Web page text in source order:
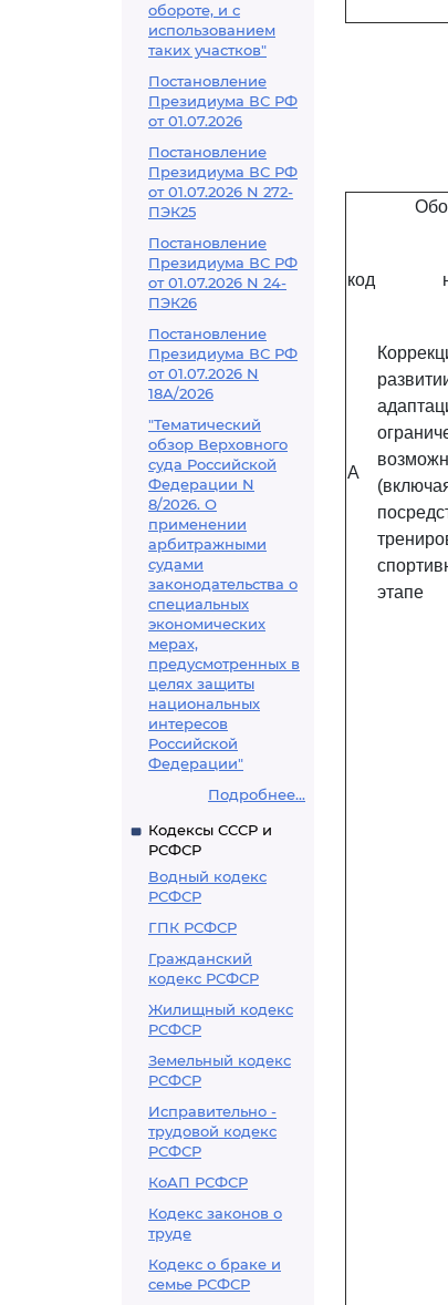
обороте, и с
использованием
таких участков"
Постановление
Президиума ВС РФ
от 01.07.2026
Постановление
Президиума ВС РФ
от 01.07.2026 N 272-
ПЭК25
Постановление
Президиума ВС РФ
от 01.07.2026 N 24-
ПЭК26
Постановление
Президиума ВС РФ
от 01.07.2026 N
18А/2026
"Тематический
обзор Верховного
суда Российской
Федерации N
8/2026. О
применении
арбитражными
судами
законодательства о
специальных
экономических
мерах,
предусмотренных в
целях защиты
национальных
интересов
Российской
Федерации"
Подробнее...
Кодексы СССР и
РСФСР
Водный кодекс
РСФСР
ГПК РСФСР
Гражданский
кодекс РСФСР
Жилищный кодекс
РСФСР
Земельный кодекс
РСФСР
Исправительно -
трудовой кодекс
РСФСР
КоАП РСФСР
Кодекс законов о
труде
Кодекс о браке и
семье РСФСР
код
A
этапе